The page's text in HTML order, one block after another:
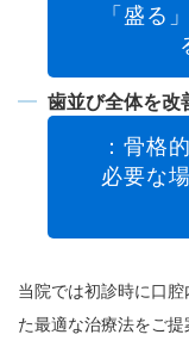
「盛る
歯並び全体を改
：骨格
必要な
当院では初診時に口
た最適な治療法をご